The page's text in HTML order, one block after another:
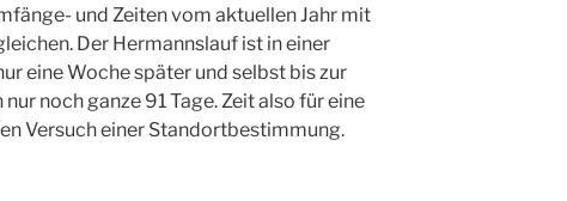
und Zeiten vom aktuellen Jahr mit
Der Hermannslauf ist in einer
eine Woche später und selbst bis zur
noch ganze 91 Tage. Zeit also für eine
Versuch einer Standortbestimmung.